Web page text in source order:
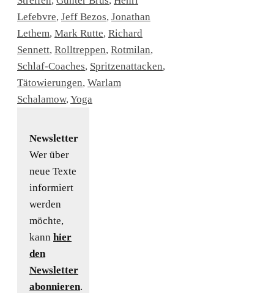
Lefebvre, Jeff Bezos, Jonathan
Lethem, Mark Rutte, Richard
Sennett, Rolltreppen, Rotmilan,
Schlaf-Coaches, Spritzenattacken,
Tätowierungen, Warlam
Schalamow, Yoga
Newsletter
Wer über
neue Texte
informiert
werden
möchte,
kann hier
den
Newsletter
abonnieren.